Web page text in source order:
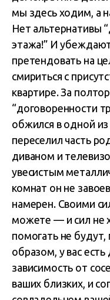
мы здесь ходим, а
Нет альтернативы
этажа!” И
претендовать на
смириться с
квартире. За
“договоренности
обжился в одной
переселил часть
диваном и
увесистым
комнат он не
намерен. Своими
можете — и сил не
помогать не
образом, у вас
зависимость от
ваших близких, и